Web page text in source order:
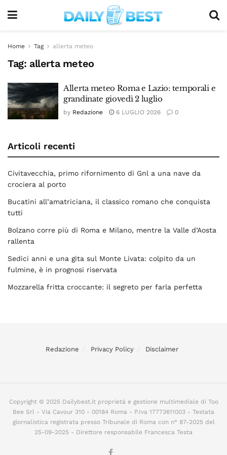
Home Tag allerta meteo
Tag: allerta meteo
Allerta meteo Roma e Lazio: temporali e
grandinate giovedì 2 luglio
by Redazione 6 LUGLIO 2026 0
Articoli recenti
Civitavecchia, primo rifornimento di Gnl a una nave da
crociera al porto
Bucatini all’amatriciana, il classico romano che conquista
tutti
Bolzano corre più di Roma e Milano, mentre la Valle d’Aosta
rallenta
Sedici anni e una gita sul Monte Livata: colpito da un
fulmine, è in prognosi riservata
Mozzarella fritta croccante: il segreto per farla perfetta
Redazione Privacy Policy Disclaimer
Copyright © 2025 Dailybest.it proprietà e gestione multimediale di Too
Bee Srl - Via Cavour 310 - 00184 Roma - P.Iva 17773611003 - Testata
giornalistica registrata presso Tribunale di Roma con n° 87-2025 del
25-09-2025 - Direttore responsabile Francesca Testa